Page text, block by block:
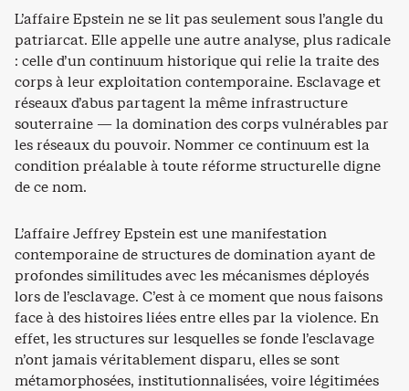
L’affaire Epstein ne se lit pas seulement sous l’angle du
patriarcat. Elle appelle une autre analyse, plus radicale
: celle d’un continuum historique qui relie la traite des
corps à leur exploitation contemporaine. Esclavage et
réseaux d’abus partagent la même infrastructure
souterraine — la domination des corps vulnérables par
les réseaux du pouvoir. Nommer ce continuum est la
condition préalable à toute réforme structurelle digne
de ce nom.
L’affaire Jeffrey Epstein est une manifestation
contemporaine de structures de domination ayant de
profondes similitudes avec les mécanismes déployés
lors de l’esclavage. C’est à ce moment que nous faisons
face à des histoires liées entre elles par la violence. En
effet, les structures sur lesquelles se fonde l’esclavage
n’ont jamais véritablement disparu, elles se sont
métamorphosées, institutionnalisées, voire légitimées